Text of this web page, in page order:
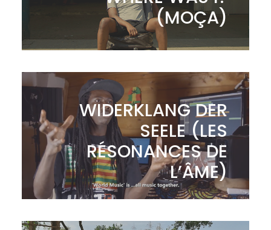
(MOÇA)
WIDERKLANG DER
SEELE (LES
RÉSONANCES DE
L’ÂME)